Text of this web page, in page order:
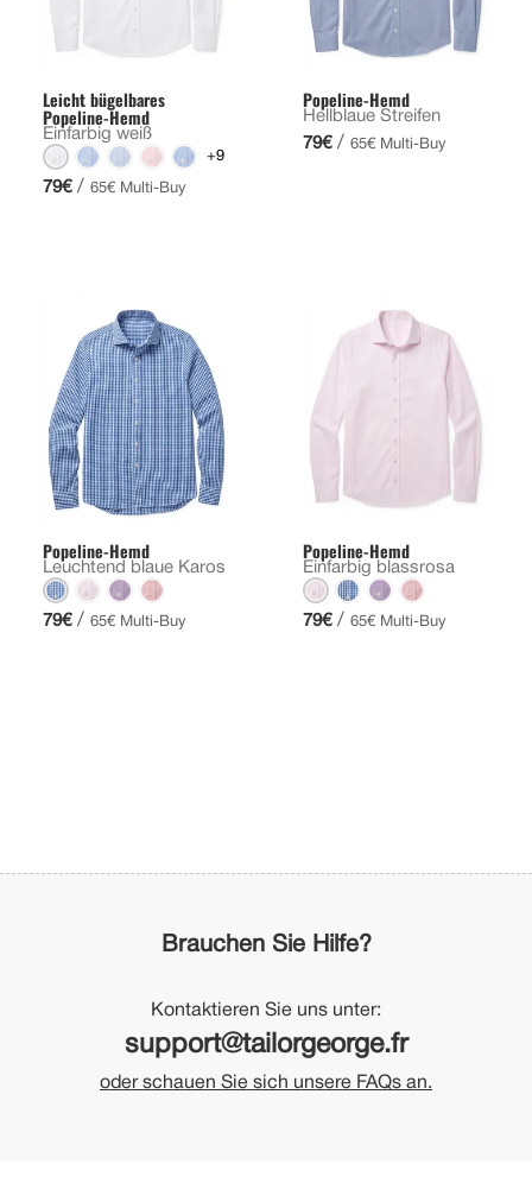
Leicht bügelbares
Popeline-Hemd
Einfarbig weiß
+9
79€ / 65€ Multi-Buy
Popeline-Hemd
Hellblaue Streifen
79€ / 65€ Multi-Buy
Popeline-Hemd
Leuchtend blaue Karos
79€ / 65€ Multi-Buy
Popeline-Hemd
Einfarbig blassrosa
79€ / 65€ Multi-Buy
Brauchen Sie Hilfe?
Kontaktieren Sie uns unter:
support@tailorgeorge.fr
oder schauen Sie sich unsere FAQs an.